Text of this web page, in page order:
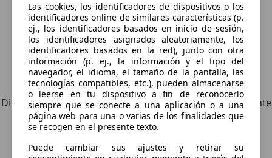
Explora vehículos similares
Diferente de tus criterios de búsqueda, pero posiblemente
una coincidencia perfecta.
Las cookies, los identificadores de dispositivos o los
identificadores online de similares características (p.
ej., los identificadores basados en inicio de sesión,
los identificadores asignados aleatoriamente, los
identificadores basados en la red), junto con otra
información (p. ej., la información y el tipo del
navegador, el idioma, el tamaño de la pantalla, las
tecnologías compatibles, etc.), pueden almacenarse
o leerse en tu dispositivo a fin de reconocerlo
siempre que se conecte a una aplicación o a una
página web para una o varias de los finalidades que
se recogen en el presente texto.
Puede cambiar sus ajustes y retirar su